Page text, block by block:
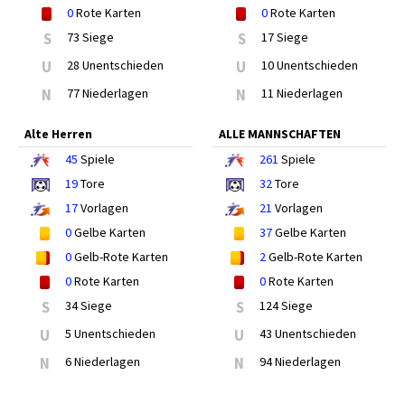
0Rote Karten
S 73 Siege
U 28 Unentschieden
N 77 Niederlagen
0Rote Karten
S 17 Siege
U 10 Unentschieden
N 11 Niederlagen
Alte Herren
45 Spiele
19Tore
17Vorlagen
0Gelbe Karten
0Gelb-Rote Karten
0Rote Karten
S 34 Siege
U 5 Unentschieden
N 6 Niederlagen
ALLE MANNSCHAFTEN
261 Spiele
32Tore
21 Vorlagen
37Gelbe Karten
2Gelb-Rote Karten
0Rote Karten
S 124 Siege
U 43 Unentschieden
N 94 Niederlagen